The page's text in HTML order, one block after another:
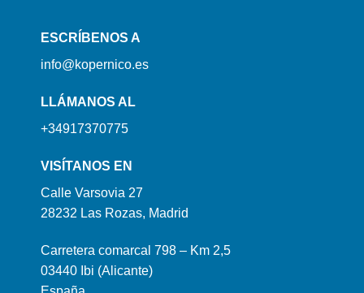
ESCRÍBENOS A
info@kopernico.es
LLÁMANOS AL
+34917370775
VISÍTANOS EN
Calle Varsovia 27
28232 Las Rozas, Madrid
Carretera comarcal 798 – Km 2,5
03440 Ibi (Alicante)